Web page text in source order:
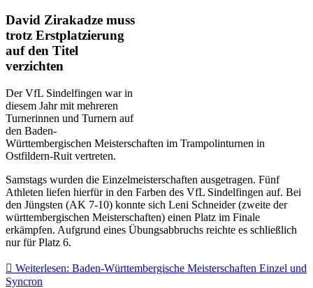
David Zirakadze muss
trotz Erstplatzierung
auf den Titel
verzichten
Der VfL Sindelfingen war in
diesem Jahr mit mehreren
Turnerinnen und Turnern auf
den Baden-
Württembergischen Meisterschaften im Trampolinturnen in
Ostfildern-Ruit vertreten.
Samstags wurden die Einzelmeisterschaften ausgetragen. Fünf
Athleten liefen hierfür in den Farben des VfL Sindelfingen auf. Bei
den Jüngsten (AK 7-10) konnte sich Leni Schneider (zweite der
württembergischen Meisterschaften) einen Platz im Finale
erkämpfen. Aufgrund eines Übungsabbruchs reichte es schließlich
nur für Platz 6.
Weiterlesen: Baden-Württembergische Meisterschaften Einzel und
Syncron